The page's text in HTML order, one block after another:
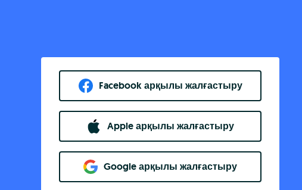
Facebook арқылы жалғастыру
Apple арқылы жалғастыру
Google арқылы жалғастыру